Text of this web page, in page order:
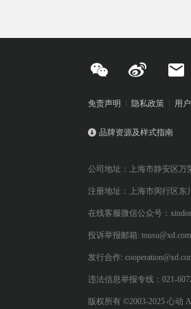
免责声明 隐私政策 用
品牌资源及样式指南
公司地址：上海市静安区万
注册地址：上海市闵行区东
在线客服微信公众号：
投诉举报邮箱: tousu@xd.com
发行合作:
违法信息举报专线：021-
版权所有 ©2003-2025 心动